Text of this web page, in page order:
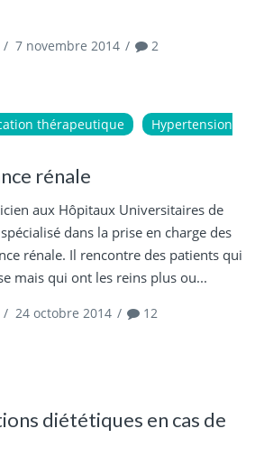
/ 7 novembre 2014 / 2
thérapeutique
Hypertension
rénale
aux Hôpitaux Universitaires de
dans la prise en charge des
rénale. Il rencontre des patients qui
mais qui ont les reins plus ou...
/ 24 octobre 2014 / 12
diététiques en cas de